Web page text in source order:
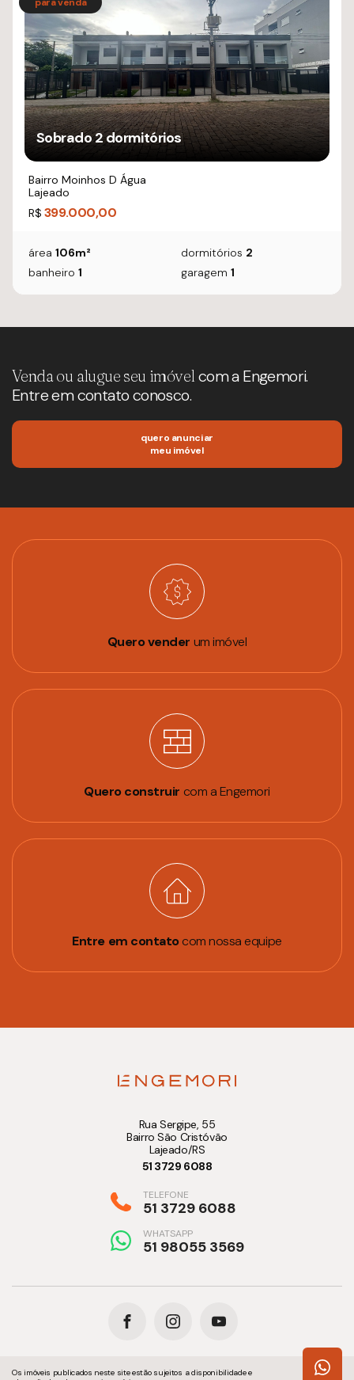
Sobrado 2 dormitórios
Bairro Moinhos D Água
Lajeado
R$ 399.000,00
área 106m² dormitórios 2
banheiro 1 garagem 1
Venda ou alugue seu imóvel com a Engemori.
Entre em contato conosco.
quero anunciar
meu imóvel
Quero vender um imóvel
Quero construir com a Engemori
Entre em contatocom nossa equipe
Rua Sergipe, 55
Bairro São Cristóvão
Lajeado/RS
51 3729 6088
TELEFONE
51 3729 6088
WHATSAPP
51 98055 3569
Os imóveis publicados neste site estão sujeitos a disponibilidade e